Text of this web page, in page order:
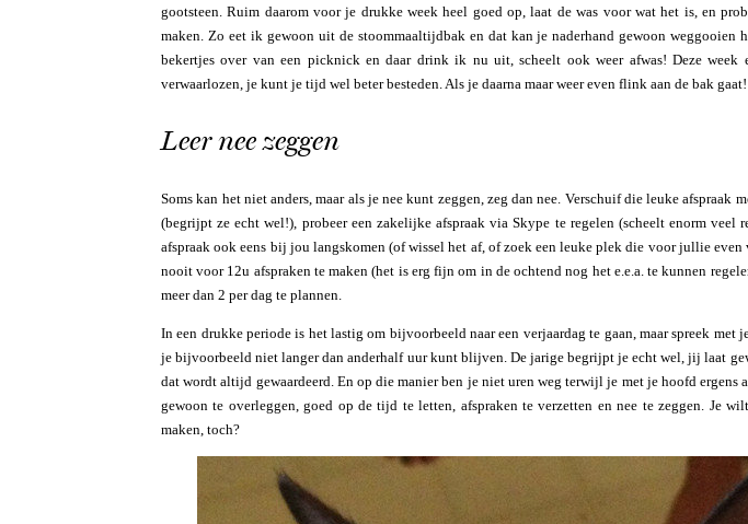
gootsteen. Ruim daarom voor je drukke week heel goed op, laat de was voor wat het is, en
maken. Zo eet ik gewoon uit de stoommaaltijdbak en dat kan je naderhand gewoon weggooien
bekertjes over van een picknick en daar drink ik nu uit, scheelt ook weer afwas! Deze week
verwaarlozen, je kunt je tijd wel beter besteden. Als je daarna maar weer even flink aan de bak gaat!
Leer nee zeggen
Soms kan het niet anders, maar als je nee kunt zeggen, zeg dan nee. Verschuif die leuke afspraak
(begrijpt ze echt wel!), probeer een zakelijke afspraak via Skype te regelen (scheelt enorm veel
afspraak ook eens bij jou langskomen (of wissel het af, of zoek een leuke plek die voor jullie
nooit voor 12u afspraken te maken (het is erg fijn om in de ochtend nog het e.e.a. te kunnen
meer dan 2 per dag te plannen.
In een drukke periode is het lastig om bijvoorbeeld naar een verjaardag te gaan, maar spreek met
je bijvoorbeeld niet langer dan anderhalf uur kunt blijven. De jarige begrijpt je echt wel, jij laat
dat wordt altijd gewaardeerd. En op die manier ben je niet uren weg terwijl je met je hoofd ergens
gewoon te overleggen, goed op de tijd te letten, afspraken te verzetten en nee te zeggen. Je
maken, toch?